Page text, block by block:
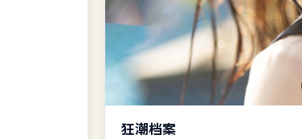
狂潮档案